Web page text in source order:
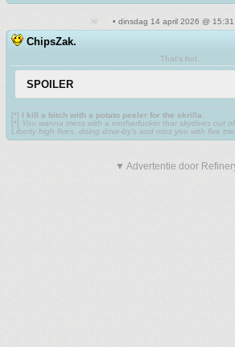
• dinsdag 14 april 2026 @ 15:31
ChipsZak.
That's hot.
SPOILER
[*] I kill a bitch with a potato peeler for the skrilla.
[*] You wanna mess with a motherfucker that skydives out
Liberty high fives, doing drive-by’s and miss you with five
▼ Advertentie door